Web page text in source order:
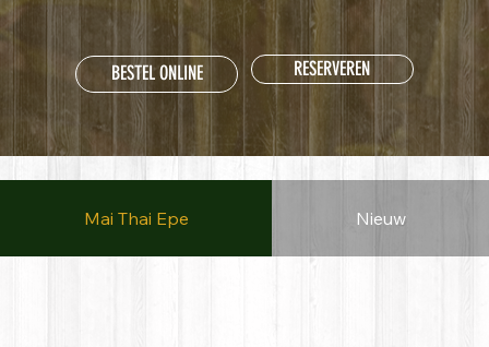
BESTEL ONLINE RESERVEREN
Mai Thai Epe Nieuw